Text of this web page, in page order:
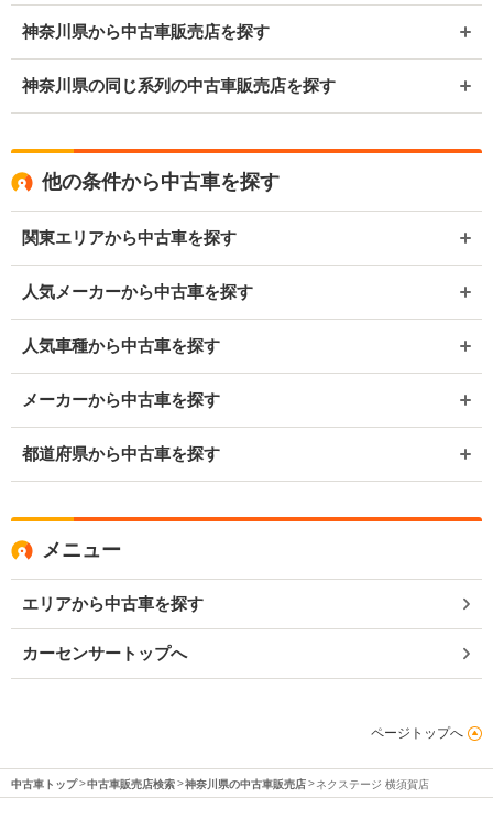
神奈川県から中古車販売店を探す
神奈川県の同じ系列の中古車販売店を探す
他の条件から中古車を探す
関東エリアから中古車を探す
人気メーカーから中古車を探す
人気車種から中古車を探す
メーカーから中古車を探す
都道府県から中古車を探す
メニュー
エリアから中古車を探す
カーセンサートップへ
ページトップへ
中古車トップ 中古車販売店検索 神奈川県の中古車販売店 ネクステージ 横須賀店